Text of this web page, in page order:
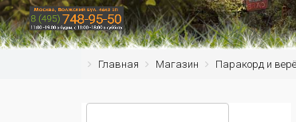
Главная Магазин Паракорд и